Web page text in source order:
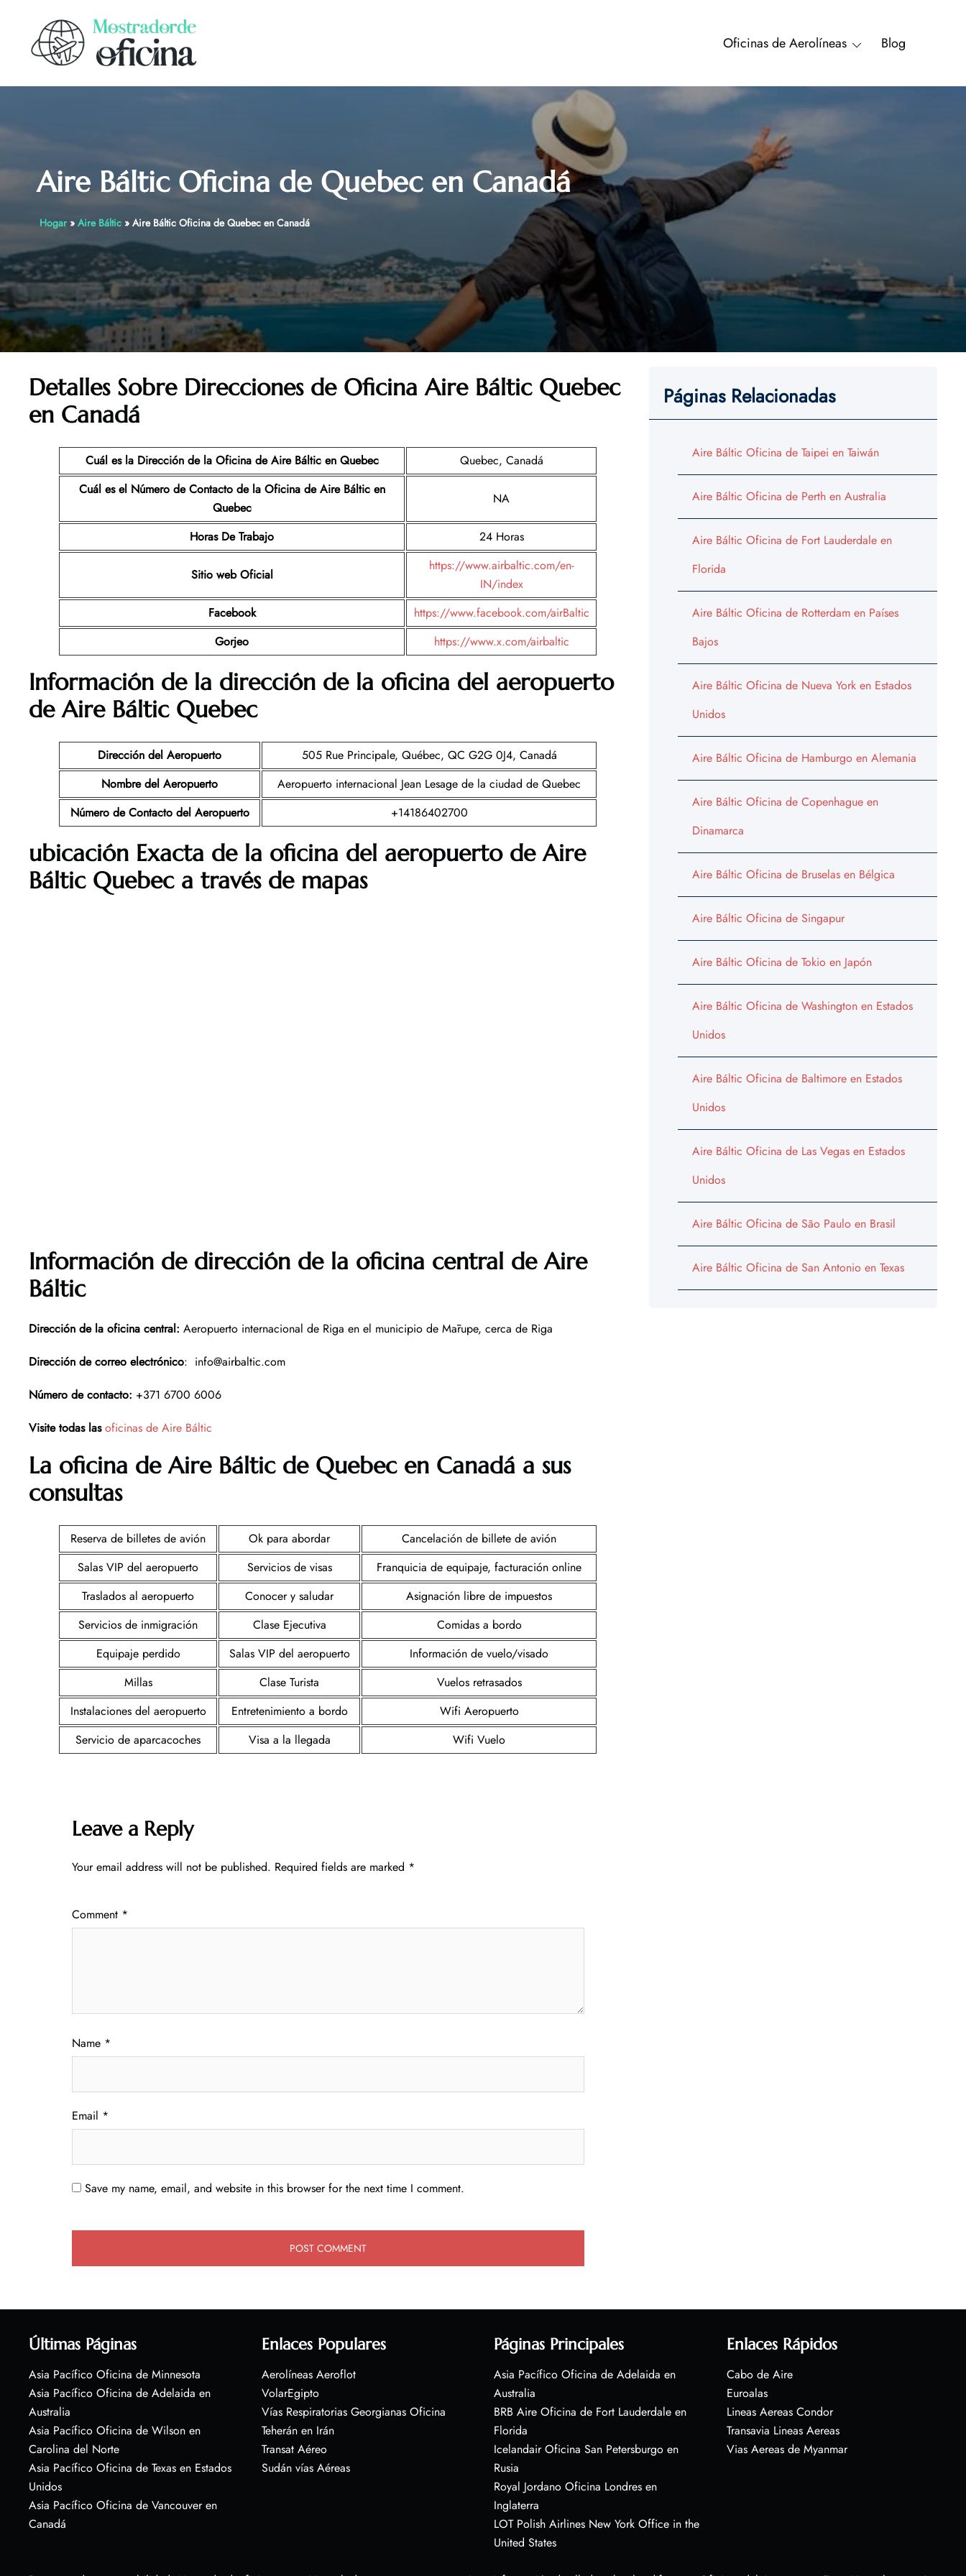
content
Oficinas de Aerolíneas Blog
Aire Báltic Oficina de Quebec en Canadá
Hogar» Aire Báltic» Aire Báltic Oficina de Quebec en Canadá
Detalles Sobre Direcciones de Oficina Aire Báltic Quebec
en Canadá
Cuál es la Dirección de la Oficina de Aire Báltic en Quebec
Quebec, Canadá
Cuál es el Número de Contacto de la Oficina deAire Báltic en
Quebec
NA
Horas De Trabajo 24 Horas
Sitio web Oficial
https://www.airbaltic.com/en-
IN/index
Facebook
https://www.facebook.com/airBaltic
Gorjeo
https://www.x.com/airbaltic
Información de la dirección de la oficina del aeropuerto
de Aire Báltic Quebec
Dirección del Aeropuerto
505 Rue Principale, Québec, QC G2G 0J4, Canadá
Nombre del Aeropuerto
Aeropuerto internacional Jean Lesage de la ciudad de Quebec
Número de Contacto del Aeropuerto
+14186402700
ubicación Exacta de la oficina del aeropuerto de Aire
Báltic Quebeca través de mapas
Información de dirección de la oficina central de Aire
Báltic
Dirección de la oficina central: Aeropuerto internacional de Riga en el municipio de Mārupe, cerca de Riga
Dirección de correo electrónico: info@airbaltic.com
Número de contacto: +371 6700 6006
Visite todas las oficinas de Aire Báltic
La oficina de Aire Báltic de Quebec en Canadá a sus
consultas
Reserva de billetes de avión Ok para abordar
Cancelación de billete de avión
Salas VIP del aeropuerto
Servicios de visas
Franquicia de equipaje, facturación online
Traslados al aeropuerto
Conocer y saludar
Asignación libre de impuestos
Servicios de inmigración
Clase Ejecutiva
Comidas a bordo
Equipaje perdido
Salas VIP del aeropuerto
Información de vuelo/visado
Millas
Clase Turista
Vuelos retrasados
Instalaciones del aeropuerto
Entretenimiento a bordo
Wifi Aeropuerto
Servicio de aparcacoches
Visa a la llegada Wifi Vuelo
Leave a Reply
Your email address will not be published. Required fields are marked *
Comment *
Name *
Email *
Save my name, email, and website in this browser for the next time I comment.
Páginas Relacionadas
Aire Báltic Oficina de Taipei en Taiwán
Aire Báltic Oficina de Perth en Australia
Aire Báltic Oficina de Fort Lauderdale en
Florida
Aire Báltic Oficina de Rotterdam en Países
Bajos
Aire Báltic Oficina de Nueva York en Estados
Unidos
Aire Báltic Oficina de Hamburgo en Alemania
Aire Báltic Oficina de Copenhague en
Dinamarca
Aire Báltic Oficina de Bruselas en Bélgica
Aire Báltic Oficina de Singapur
Aire Báltic Oficina de Tokio en Japón
Aire Báltic Oficina de Washington en Estados
Unidos
Aire Báltic Oficina de Baltimore en Estados
Unidos
Aire Báltic Oficina de Las Vegas en Estados
Unidos
Aire Báltic Oficina de São Paulo en Brasil
Aire Báltic Oficina de San Antonio en Texas
Últimas Páginas
Asia Pacífico Oficina de Minnesota
Asia Pacífico Oficina de Adelaida en
Australia
Asia Pacífico Oficina de Wilson en
Carolina del Norte
Asia Pacífico Oficina de Texas en Estados
Unidos
Asia Pacífico Oficina de Vancouver en
Canadá
Enlaces Populares
Aerolíneas Aeroflot
VolarEgipto
Vías Respiratorias Georgianas Oficina
Teherán en Irán
Transat Aéreo
Sudán vías Aéreas
Páginas Principales
Asia Pacífico Oficina de Adelaida en
Australia
BRB Aire Oficina de Fort Lauderdale en
Florida
Icelandair Oficina San Petersburgo en
Rusia
Royal Jordano Oficina Londres en
Inglaterra
LOT Polish Airlines New York Office in the
United States
Enlaces Rápidos
Cabo de Aire
Euroalas
Lineas Aereas Condor
Transavia Lineas Aereas
Vias Aereas de Myanmar